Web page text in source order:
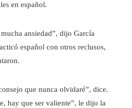
en español.
ansiedad”, dijo García
español con otros reclusos,
que nunca olvidaré”, dice.
hay que ser valiente”, le dijo la